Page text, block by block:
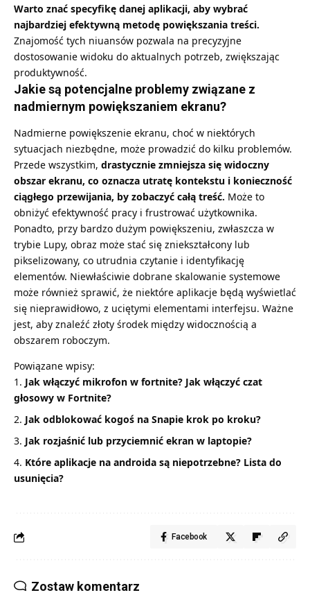
Warto znać specyfikę danej aplikacji, aby wybrać
najbardziej efektywną metodę powiększania treści.
Znajomość tych niuansów pozwala na precyzyjne
dostosowanie widoku do aktualnych potrzeb, zwiększając
produktywność.
Jakie są potencjalne problemy związane z
nadmiernym powiększaniem ekranu?
Nadmierne powiększenie ekranu, choć w niektórych
sytuacjach niezbędne, może prowadzić do kilku problemów.
Przede wszystkim, drastycznie zmniejsza się widoczny
obszar ekranu, co oznacza utratę kontekstu i konieczność
ciągłego przewijania, by zobaczyć całą treść. Może to
obniżyć efektywność pracy i frustrować użytkownika.
Ponadto, przy bardzo dużym powiększeniu, zwłaszcza w
trybie Lupy, obraz może stać się zniekształcony lub
pikselizowany, co utrudnia czytanie i identyfikację
elementów. Niewłaściwie dobrane skalowanie systemowe
może również sprawić, że niektóre aplikacje będą wyświetlać
się nieprawidłowo, z uciętymi elementami interfejsu. Ważne
jest, aby znaleźć złoty środek między widocznością a
obszarem roboczym.
Powiązane wpisy:
Jak włączyć mikrofon w fortnite? Jak włączyć czat
głosowy w Fortnite?
Jak odblokować kogoś na Snapie krok po kroku?
Jak rozjaśnić lub przyciemnić ekran w laptopie?
Które aplikacje na androida są niepotrzebne? Lista do
usunięcia?
Facebook
Zostaw komentarz